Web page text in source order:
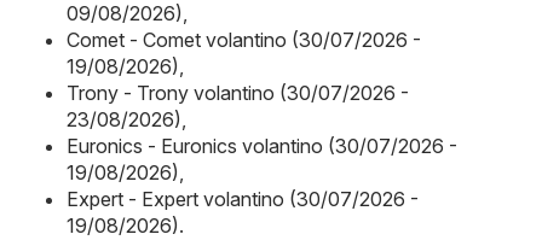
09/08/2026),
Comet - Comet volantino (30/07/2026 -
19/08/2026),
Trony - Trony volantino (30/07/2026 -
23/08/2026),
Euronics - Euronics volantino (30/07/2026 -
19/08/2026),
Expert - Expert volantino (30/07/2026 -
19/08/2026).